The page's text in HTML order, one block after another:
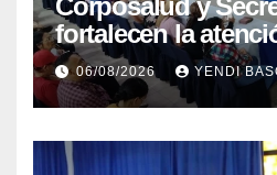
fortalecen la
municipios
06/08/2026 YENDI